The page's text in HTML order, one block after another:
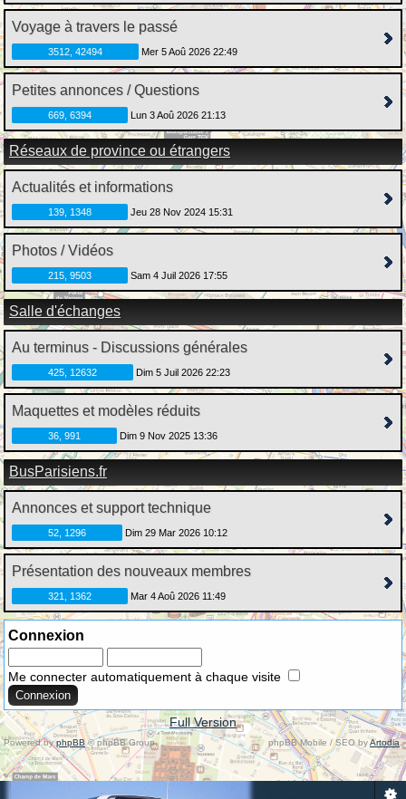
Voyage à travers le passé
3512, 42494 Mer 5 Aoû 2026 22:49
Petites annonces / Questions
669, 6394 Lun 3 Aoû 2026 21:13
Réseaux de province ou étrangers
Actualités et informations
139, 1348 Jeu 28 Nov 2024 15:31
Photos / Vidéos
215, 9503 Sam 4 Juil 2026 17:55
Salle d'échanges
Au terminus - Discussions générales
425, 12632 Dim 5 Juil 2026 22:23
Maquettes et modèles réduits
36, 991 Dim 9 Nov 2025 13:36
BusParisiens.fr
Annonces et support technique
52, 1296 Dim 29 Mar 2026 10:12
Présentation des nouveaux membres
321, 1362 Mar 4 Aoû 2026 11:49
Connexion
Me connecter automatiquement à chaque visite
Full Version
Powered byphpBB© phpBB Group. phpBB Mobile / SEO byArtodia .